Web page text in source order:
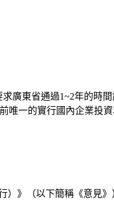
廣東省通過1~2年的時
唯一的實行國內企業投
）》（以下簡稱《意見